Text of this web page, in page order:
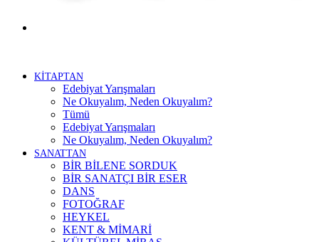
KİTAPTAN
Edebiyat Yarışmaları
Ne Okuyalım, Neden Okuyalım?
Tümü
Edebiyat Yarışmaları
Ne Okuyalım, Neden Okuyalım?
SANATTAN
BİR BİLENE SORDUK
BİR SANATÇI BİR ESER
DANS
FOTOĞRAF
HEYKEL
KENT & MİMARİ